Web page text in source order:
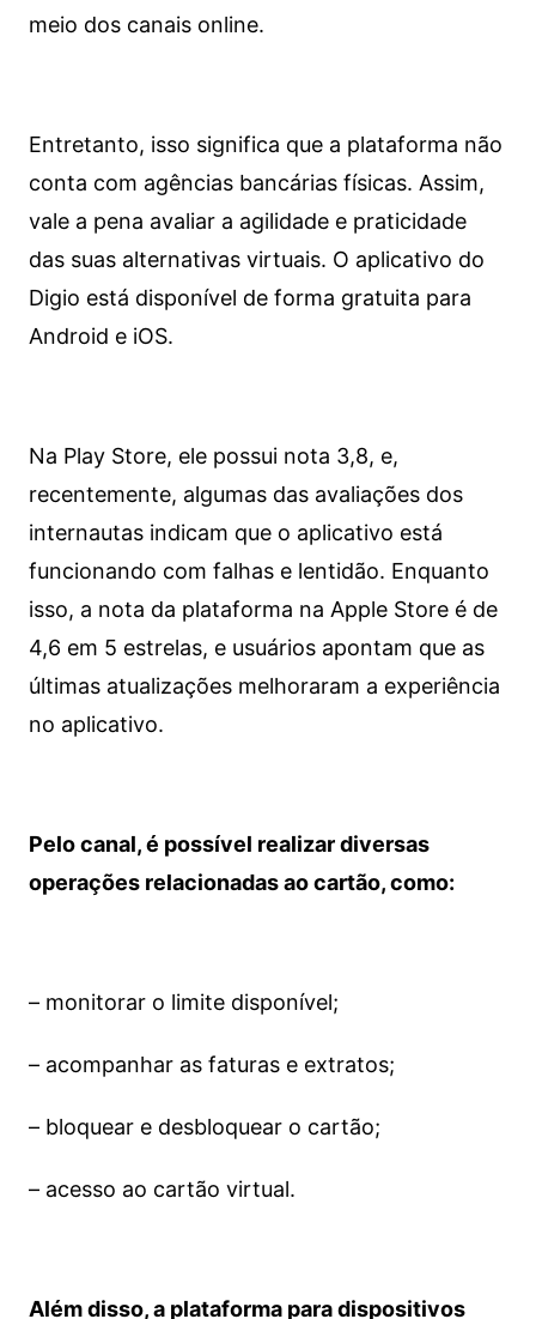
meio dos canais online.
Entretanto, isso significa que a plataforma não
conta com agências bancárias físicas. Assim,
vale a pena avaliar a agilidade e praticidade
das suas alternativas virtuais. O aplicativo do
Digio está disponível de forma gratuita para
Android e iOS.
Na Play Store, ele possui nota 3,8, e,
recentemente, algumas das avaliações dos
internautas indicam que o aplicativo está
funcionando com falhas e lentidão. Enquanto
isso, a nota da plataforma na Apple Store é de
4,6 em 5 estrelas, e usuários apontam que as
últimas atualizações melhoraram a experiência
no aplicativo.
Pelo canal, é possível realizar diversas
operações relacionadas ao cartão, como:
– monitorar o limite disponível;
– acompanhar as faturas e extratos;
– bloquear e desbloquear o cartão;
– acesso ao cartão virtual.
Além disso, a plataforma para dispositivos